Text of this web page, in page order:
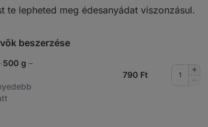
te lepheted meg édesanyádat viszonzásul.
beszerzése
500 g –
790 Ft